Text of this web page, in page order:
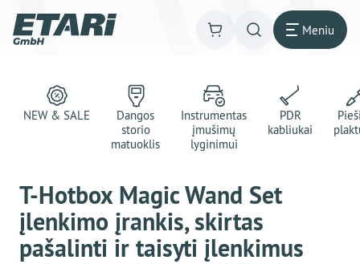
Meniu
NEW & SALE
Dangos
storio
matuoklis
Instrumentas
įmušimų
lyginimui
PDR
kabliukai
T-Hotbox Magic Wand Set
įlenkimo įrankis, skirtas
pašalinti ir taisyti įlenkimus